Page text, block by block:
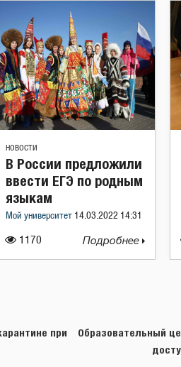
НОВОСТИ
1170
В России предложили
ввести ЕГЭ по родным
языкам
Мой университет 14.03.2022 14:31
Подробнее
при
Образовательный